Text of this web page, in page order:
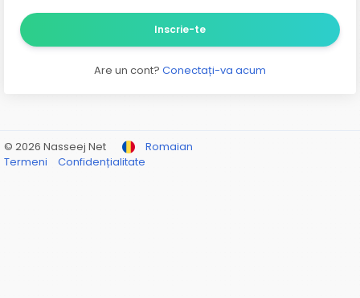
Inscrie-te
Are un cont? Conectați-va acum
© 2026 Nasseej Net
Romaian
Termeni
Confidențialitate